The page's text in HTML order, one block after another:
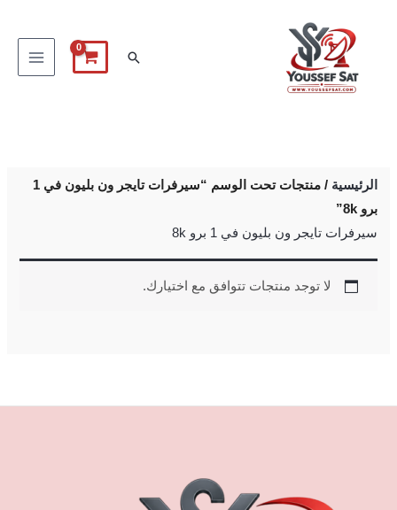
البحث
الرئيسية
/ منتجات تحت الوسم “سيرفرات تايجر ون بليون في 1
برو 8k”
سيرفرات تايجر ون بليون في 1 برو 8k
لا توجد منتجات تتوافق مع اختيارك.